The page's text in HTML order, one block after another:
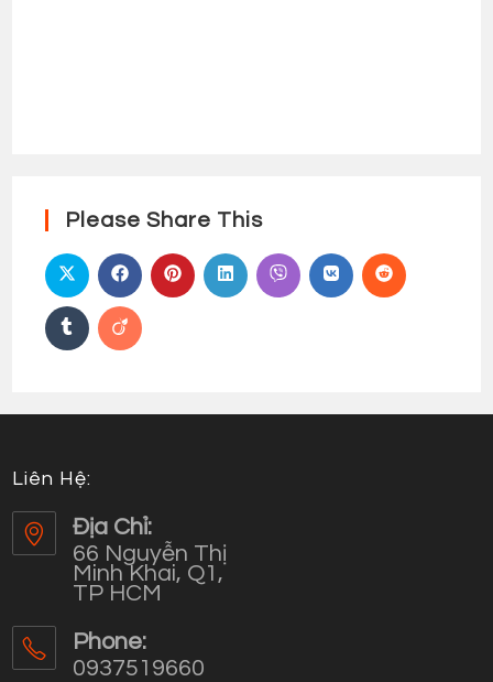
Please Share This
Liên Hệ:
Địa Chỉ:
66 Nguyễn Thị
Minh Khai, Q1,
TP HCM
Phone:
0937519660